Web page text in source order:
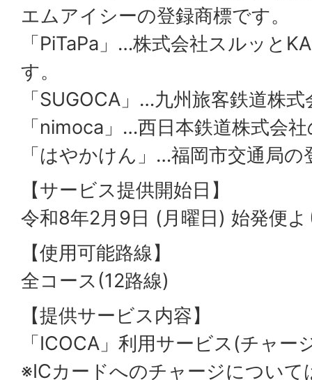
エムアイシーの登録商標です。
「PiTaPa」…株式会社スルッと
す。
「SUGOCA」…九州旅客鉄道株
「nimoca」…西日本鉄道株式会
「はやかけん」…福岡市交通局
【サービス提供開始日】
令和8年2月9日 (月曜日) 始発便よ
【使用可能路線】
全コース(12路線)
【提供サービス内容】
「ICOCA」利用サービス(チャー
※ICカードへのチャージについて